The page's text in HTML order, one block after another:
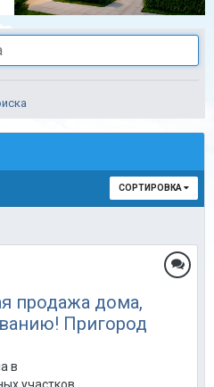
СОРТИРОВКА
продажа дома,
Пригород
в